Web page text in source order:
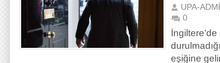
UPA-
0
eşiğine